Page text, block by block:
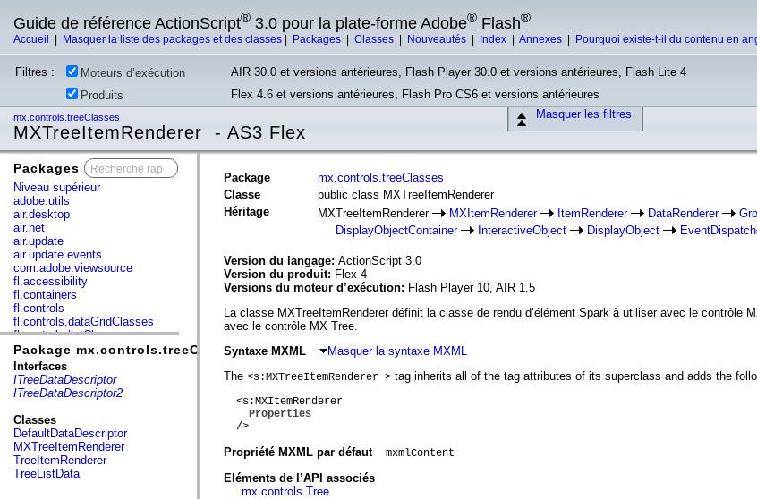
Guide de référence ActionScript® 3.0 pour la plate-forme Adobe® Flash®
Accueil Masquer la liste des packages et des classes Packages Classes Nouveautés Index Annexes Pourquoi existe-t-il du contenu en
Filtres : Moteurs d’exécution
AIR 30.0 et versions antérieures, Flash Player 30.0 et versions antérieures, Flash Lite 4
Produits
Flex 4.6 et versions antérieures, Flash Pro CS6 et versions antérieures
Masquer les filtres
mx.controls.treeClasses
MXTreeItemRenderer - AS3 Flex
Packages
Niveau supérieur
adobe.utils
air.desktop
air.net
air.update
air.update.events
com.adobe.viewsource
fl.accessibility
fl.containers
fl.controls
fl.controls.dataGridClasses
fl.controls.listClasses
fl.controls.progressBarClasses
fl.core
fl.data
fl.display
fl.ik
fl.lang
fl.livepreview
fl.managers
fl.motion
Package mx.controls.treeClasses
Interfaces
ITreeDataDescriptor
ITreeDataDescriptor2
Classes
DefaultDataDescriptor
MXTreeItemRenderer
TreeItemRenderer
TreeListData
Package
mx.controls.treeClasses
Classe
public class MXTreeItemRenderer
Héritage
MXTreeItemRenderer MXItemRenderer ItemRenderer DataRenderer
DisplayObjectContainer
InteractiveObject DisplayObject
Version du langage: ActionScript 3.0
Version du produit: Flex 4
Versions du moteur d’exécution: Flash Player 10, AIR 1.5
La classe MXTreeItemRenderer définit la classe de rendu d’élément Spark à utiliser avec le contrôle
avec le contrôle MX Tree.
Syntaxe MXML
Masquer la syntaxe MXML
The <s:MXTreeItemRenderer > tag inherits all of the tag attributes of its superclass and adds the
  <s:MXItemRenderer
Properties
  />
Propriété MXML par défaut mxmlContent
Eléments de l’API associés
mx.controls.Tree